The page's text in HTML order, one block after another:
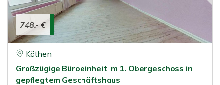
748,- €
Köthen
Großzügige Büroeinheit im 1. Obergeschoss in
gepflegtem Geschäftshaus